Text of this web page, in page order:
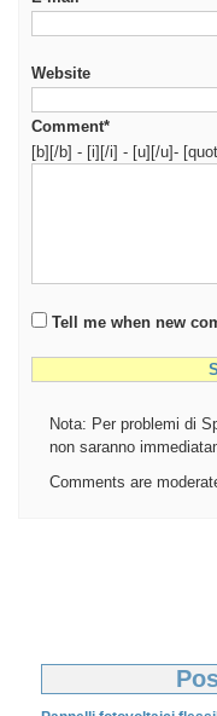
Website
Comment*
[b][/b] - [i][/i] - [u][/u]-
Tell me when new
Nota: Per problemi di
non saranno
Comments are